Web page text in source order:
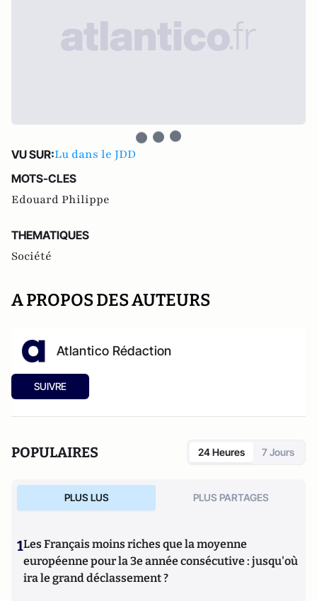
VU SUR:Lu dans le JDD
MOTS-CLES
Edouard Philippe
THEMATIQUES
Société
A PROPOS DES AUTEURS
Atlantico Rédaction
SUIVRE
POPULAIRES 24 Heures 7 Jours
PLUS LUS PLUS PARTAGES
1Les Français moins riches que la moyenne
européenne pour la 3e année consécutive : jusqu'où
ira le grand déclassement ?